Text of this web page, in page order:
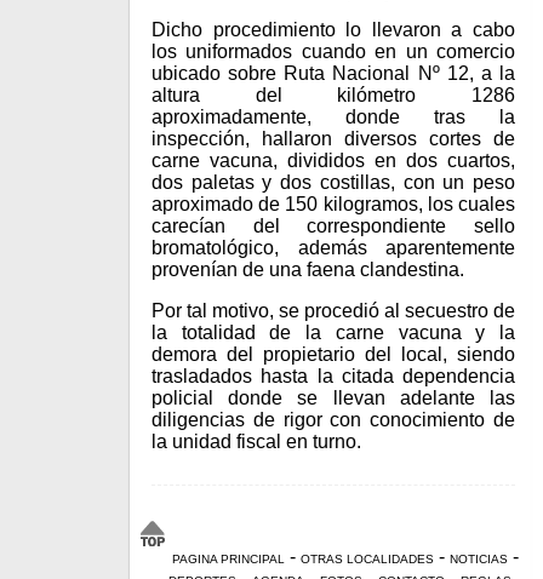
Dicho procedimiento lo llevaron a cabo
los uniformados cuando en un comercio
ubicado sobre Ruta Nacional Nº 12, a la
altura del kilómetro 1286
aproximadamente, donde tras la
inspección, hallaron diversos cortes de
carne vacuna, divididos en dos cuartos,
dos paletas y dos costillas, con un peso
aproximado de 150 kilogramos, los cuales
carecían del correspondiente sello
bromatológico, además aparentemente
provenían de una faena clandestina.
Por tal motivo, se procedió al secuestro de
la totalidad de la carne vacuna y la
demora del propietario del local, siendo
trasladados hasta la citada dependencia
policial donde se llevan adelante las
diligencias de rigor con conocimiento de
la unidad fiscal en turno.
PAGINA PRINCIPAL - OTRAS LOCALIDADES - NOTICIAS -